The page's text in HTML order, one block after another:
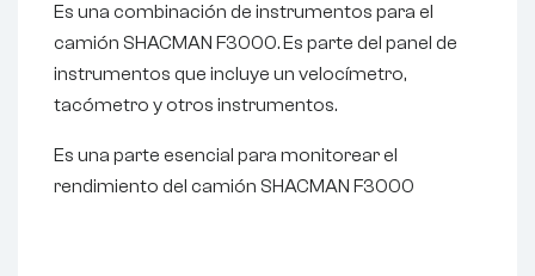
Es una combinación de instrumentos para el
camión SHACMAN F3000. Es parte del panel de
instrumentos que incluye un velocímetro,
tacómetro y otros instrumentos.
Es una parte esencial para monitorear el
rendimiento del camión SHACMAN F3000